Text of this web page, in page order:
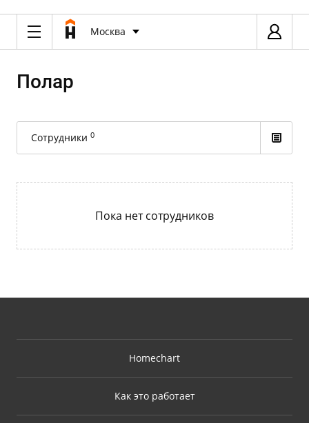
Москва
Полар
Сотрудники 0
Пока нет сотрудников
Homechart
Как это работает